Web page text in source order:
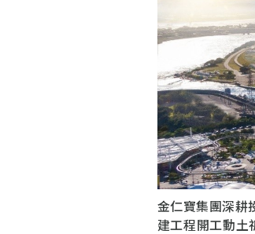
金仁寶集團深耕
建工程開工動土